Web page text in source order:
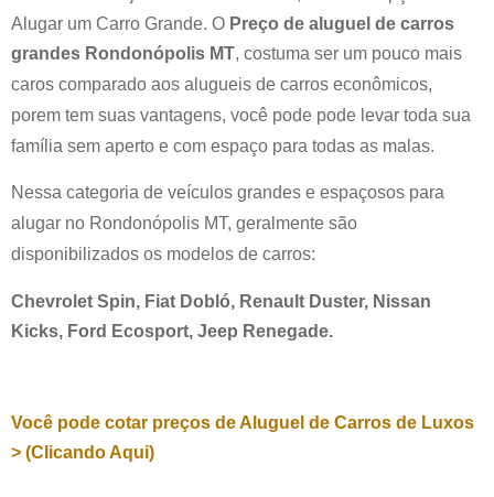
Alugar um Carro Grande. O Preço de aluguel de carros
grandes Rondonópolis MT, costuma ser um pouco mais
caros comparado aos alugueis de carros econômicos,
porem tem suas vantagens, você pode pode levar toda sua
família sem aperto e com espaço para todas as malas.
Nessa categoria de veículos grandes e espaçosos para
alugar no Rondonópolis MT, geralmente são
disponibilizados os modelos de carros:
Chevrolet Spin, Fiat Dobló, Renault Duster, Nissan
Kicks, Ford Ecosport, Jeep Renegade.
Você pode cotar preços de Aluguel de Carros de Luxos
> (Clicando Aqui)